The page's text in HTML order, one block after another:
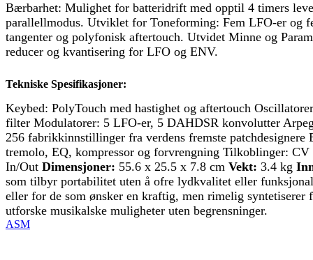
Bærbarhet: Mulighet for batteridrift med opptil 4 timers
parallellmodus. Utviklet for Toneforming: Fem LFO-er og
tangenter og polyfonisk aftertouch. Utvidet Minne og
reducer og kvantisering for LFO og ENV.
Tekniske Spesifikasjoner:
Keybed: PolyTouch med hastighet og aftertouch
filter Modulatorer: 5 LFO-er, 5 DAHDSR konvolutter
256 fabrikkinnstillinger fra verdens fremste
tremolo, EQ, kompressor og forvrengning Tilkoblinger:
In/Out Dimensjoner: 55.6 x 25.5 x 7.8 cm Vekt: 3.4 kg
som tilbyr portabilitet uten å ofre lydkvalitet eller
eller for de som ønsker en kraftig, men rimelig
utforske musikalske muligheter uten begrensninger.
ASM